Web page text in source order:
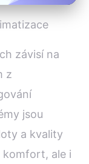
závisí na
z
jsou
a kvality
komfort, ale i